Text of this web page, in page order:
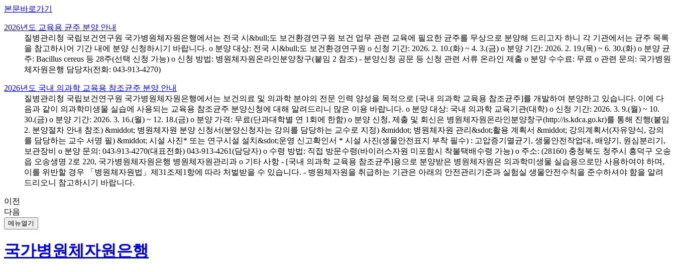
본문바로가기
2026년도 교육용 균주 분양 안내
질병관리청 국립보건연구원 국가병원체자원은행에서는 전국 시&bull;도 보건환경연구원 보건 업무 관련 교육에 필요한 균주를 무상으로 분양해 드리고자 하니 각 기관에서는 균주 목록
을 참고하시어 기간 내에 분양 신청하시기 바랍니다. o 분양 대상: 전국 시&bull;도 보건환경연구원 o 신청 기간: 2026. 2. 10.(화) ~ 4. 3.(금) o 분양 기간: 2026. 2. 19.(목) ~ 6. 30.(화) o 분양 균
주: Bacillus cereus 등 28주(선택 신청 가능) o 신청 방법: 병원체자원온라인분양창구(붙임 2 참조) - 분양신청 공문 등 신청 관련 서류 온라인 제출 o 분양 수수료: 무료 o 관련 문의: 국가병원
체자원은행 담당자(전화: 043-913-4270)
2026년도 국내 의과학 교육용 참조균주 분양 안내
질병관리청 국립보건연구원 국가병원체자원은행에서는 보건의료 및 의과학 분야의 전문 인력 양성을 목적으로 [국내 의과학 교육용 참조균주]를 개발하여 분양하고 있습니다. 이에 다
음과 같이 의과학미생물 실습에 사용되는 교육용 참조균주 분양신청에 대해 알려드리니 많은 이용 바랍니다. o 분양 대상: 국내 의과학 교육기관(대학) o 신청 기간: 2026. 3. 9.(월) ~ 10.
30.(금) o 분양 기간: 2026. 3. 16.(월) ~ 12. 18.(금) o 분양 가격: 무료(단과대학별 연 1회에 한함) o 분양 신청, 제출 및 회신은 병원체자원온라인분양창구(http://is.kdca.go.kr)를 통해 진행(붙임
2. 분양절차 안내 참조) &middot; 병원체자원 분양 신청서(분양신청자는 강의를 담당하는 교수로 지정) &middot; 병원체자원 관리&sdot;활용 계획서 &middot; 강의계획서(자유양식, 강의
를 담당하는 교수 서명 필) &middot; 시설 사진* 또는 연구시설 설치&sdot;운영 신고확인서 * 시설 사진(생물안전표지 부착 필수) : 고압증기멸균기, 생물안전작업대, 배양기, 원심분리기,
보관장비 o 분양 문의: 043-913-4270(대표전화) 043-913-4261(담당자) o 수령 방법: 직접 방문수령(바이러스자원 미포함시 착불택배수령 가능) o 주소: (28160) 충청북도 청주시 흥덕구 오송
읍 오송생명 2로 220, 국가병원체자원은행 병원체자원관리과 o 기타 사항 - [국내 의과학 교육용 참조균주]용으로 분양받은 병원체자원은 의과학미생물 실습용으로만 사용하여야 하며,
이를 위반할 경우 「병원체자원법」제31조제1항에 따라 처벌받을 수 있습니다. - 병원체자원을 취급하는 기관은 아래의 안전관리기준과 실험실 생물안전수칙을 준수하셔야 함을 알려
드리오니 참고하시기 바랍니다.
이전
다음
메뉴열기
국가병원체자원은행